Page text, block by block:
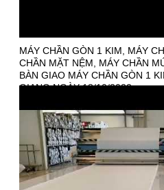
MÁY CHẦN GÒN 1 KIM, MÁY
CHẦN MẶT NỆM, MÁY CHẦN
BÀN GIAO MÁY CHẦN GÒN 1
GIANG NGÀY 18/10/2022